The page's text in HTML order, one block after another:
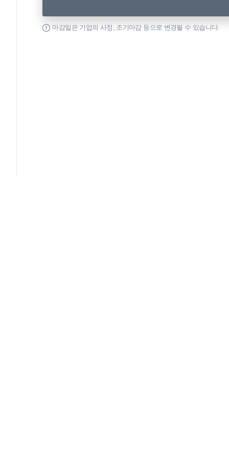
마감일은 기업의 사정, 조기마감 등으로 변경될 수 있습니다.